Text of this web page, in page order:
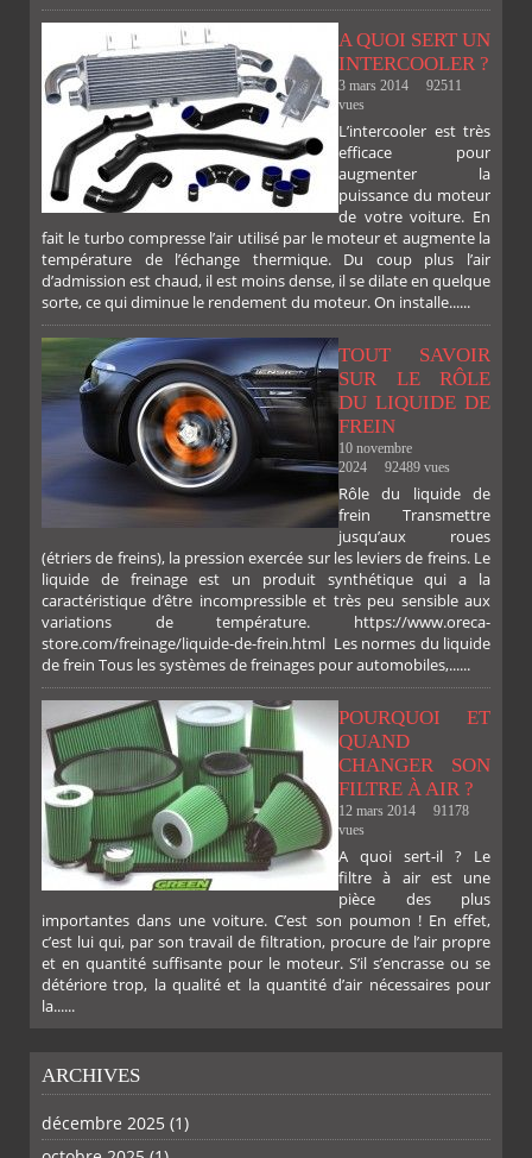
PLUS
A QUOI SERT UN
INTERCOOLER ?
3 mars 2014
92511
vues
L’intercooler est très
efficace pour
augmenter la
puissance du moteur
de votre voiture. En
fait le turbo compresse l’air utilisé par le moteur et augmente la
température de l’échange thermique. Du coup plus l’air
d’admission est chaud, il est moins dense, il se dilate en quelque
sorte, ce qui diminue le rendement du moteur. On installe......
TOUT SAVOIR
SUR LE RÔLE
DU LIQUIDE DE
FREIN
10 novembre
2024
92489 vues
Rôle du liquide de
frein Transmettre
jusqu’aux roues
(étriers de freins), la pression exercée sur les leviers de freins. Le
liquide de freinage est un produit synthétique qui a la
caractéristique d’être incompressible et très peu sensible aux
variations de température. https://www.oreca-
store.com/freinage/liquide-de-frein.html Les normes du liquide
de frein Tous les systèmes de freinages pour automobiles,......
POURQUOI ET
QUAND
CHANGER SON
FILTRE À AIR ?
12 mars 2014
91178
vues
A quoi sert-il ? Le
filtre à air est une
pièce des plus
importantes dans une voiture. C’est son poumon ! En effet,
c’est lui qui, par son travail de filtration, procure de l’air propre
et en quantité suffisante pour le moteur. S’il s’encrasse ou se
détériore trop, la qualité et la quantité d’air nécessaires pour
la......
ARCHIVES
décembre 2025 (1)